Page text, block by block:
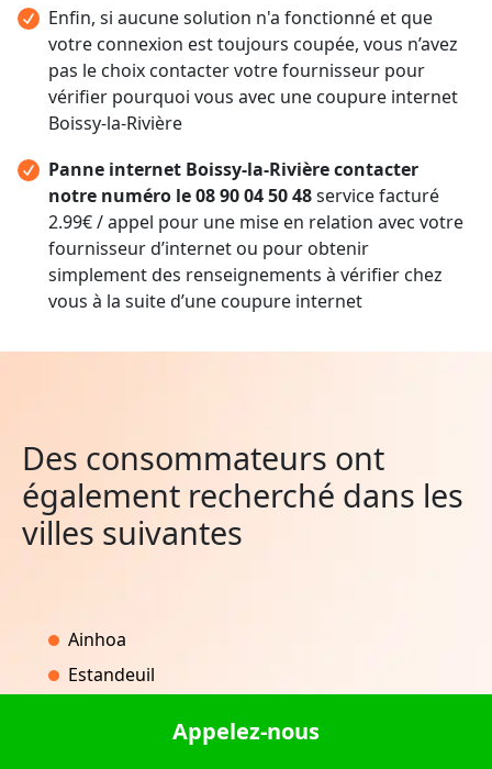
Enfin, si aucune solution n'a fonctionné et que
votre connexion est toujours coupée, vous n’avez
pas le choix contacter votre fournisseur pour
vérifier pourquoi vous avec une coupure internet
Boissy-la-Rivière
Panne internet Boissy-la-Rivière contacter
notre numéro le 08 90 04 50 48service facturé
2.99€ / appel pour une mise en relation avec votre
fournisseur d’internet ou pour obtenir
simplement des renseignements à vérifier chez
vous à la suite d’une coupure internet
Des consommateurs ont
également recherché dans les
villes suivantes
Ainhoa
Estandeuil
Appelez-nous